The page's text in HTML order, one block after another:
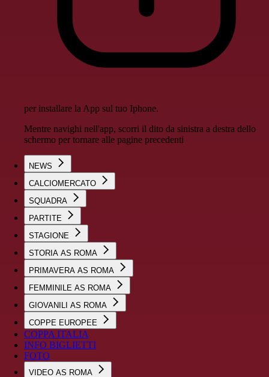
per installare la App sul tuo Iphone.
Mentre navighi nell'app, scorri il dito da sinistra a destra dello
schermo per tornare alle pagine precedenti
NEWS
CALCIOMERCATO
SQUADRA
PARTITE
STAGIONE
STORIA AS ROMA
PRIMAVERA AS ROMA
FEMMINILE AS ROMA
GIOVANILI AS ROMA
COPPE EUROPEE
COPPA ITALIA
INFO BIGLIETTI
FOTO
VIDEO AS ROMA